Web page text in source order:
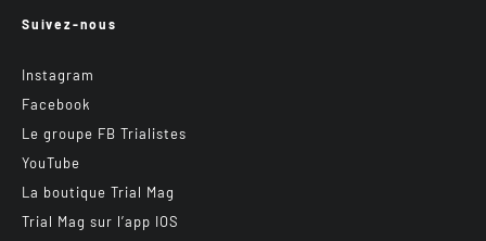
Suivez-nous
Instagram
Facebook
Le groupe FB Trialistes
YouTube
La boutique Trial Mag
Trial Mag sur l’app IOS